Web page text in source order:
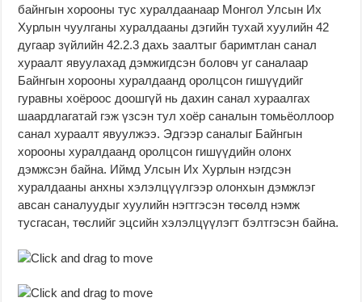
байнгын хорооны тус хуралдаанаар Монгол Улсын Их
Хурлын чуулганы хуралдааны дэгийн тухай хуулийн 42
дугаар зүйлийн 42.2.3 дахь заалтыг баримтлан санал
хураалт явуулахад дэмжигдсэн боловч уг саналаар
Байнгын хорооны хуралдаанд оролцсон гишүүдийг
гуравны хоёроос доошгүй нь дахин санал хураалгах
шаардлагатай гэж үзсэн тул хоёр саналын томьёоллоор
санал хураалт явуулжээ. Эдгээр саналыг Байнгын
хорооны хуралдаанд оролцсон гишүүдийн олонх
дэмжсэн байна. Иймд Улсын Их Хурлын нэгдсэн
хуралдааны анхны хэлэлцүүлгээр олонхын дэмжлэг
авсан саналуудыг хуулийн нэгтгэсэн төсөлд нэмж
тусгасан, төслийг эцсийн хэлэлцүүлэгт бэлтгэсэн байна.